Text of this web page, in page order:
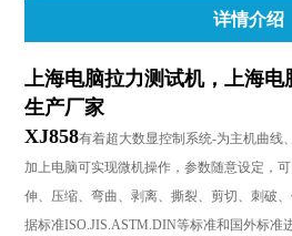
详情介绍
上海电脑拉力测试机，上海电
生产厂家
XJ858有着超大数显控制系统-为主机曲线
加上电脑可实现微机操作，参数随意设定，
伸、压缩、弯曲、剥离、撕裂、剪切、刺破
据标准ISO.JIS.ASTM.DIN等标准和国外标准